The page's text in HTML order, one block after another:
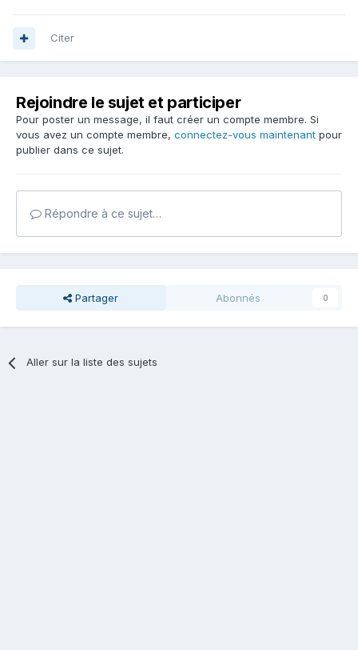
Citer
Rejoindre le sujet et participer
Pour poster un message, il faut créer un compte membre. Si
vous avez un compte membre, connectez-vous maintenant pour
publier dans ce sujet.
Répondre à ce sujet…
Partager Abonnés 0
Aller sur la liste des sujets